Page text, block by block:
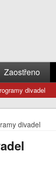
Zaostřeno
divadel
divadel